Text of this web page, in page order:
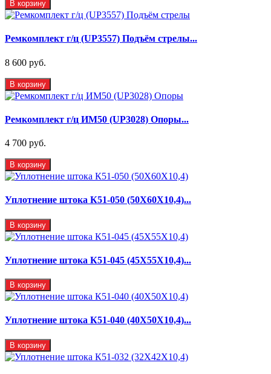
В корзину
Ремкомплект г/ц (UP3557) Подъём стрелы...
8 600 руб.
В корзину
Ремкомплект г/ц ИМ50 (UP3028) Опоры...
4 700 руб.
В корзину
Уплотнение штока К51-050 (50Х60Х10,4)...
В корзину
Уплотнение штока К51-045 (45Х55Х10,4)...
В корзину
Уплотнение штока К51-040 (40Х50Х10,4)...
В корзину